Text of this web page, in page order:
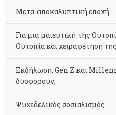
Μετα-αποκαλυπτική εποχή
Για μια μαιευτική της
Ουτοπία και χειραφέτηση
Εκδήλωση: Gen Z και
δυσφορούν;
Ψυχεδελικός σοσιαλισμός